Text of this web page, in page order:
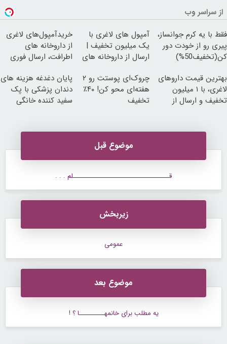
از سراسر وب
فقط با یه کرم جوانساز،
پیری رو از خودت دور
کن(تخفیف50%)
آمپول های لاغری با
یک میلیون تخفیف |
ارسال از داروخانه های
خریدآمپول‌های لاغری
از داروخانه های
اطرافت، ارسال فوری
بهترین قیمت داروهای
لاغری، با ۱ میلیون
تخفیف و ارسال از
چروک‌ای پوستت رو ۲
هفته‌ای محو کن! ۴۰٪
تخفیف
پایان دغدغه هزینه های
دندان پزشکی با پک
سفید کننده خانگی
موضوع قبل
قــــــــــــــــــــــــــــــــــــــلم . . .
زیربخش
عمومی
موضوع بعد
یه مطلب برای خانمهــــــــــا ؟ !